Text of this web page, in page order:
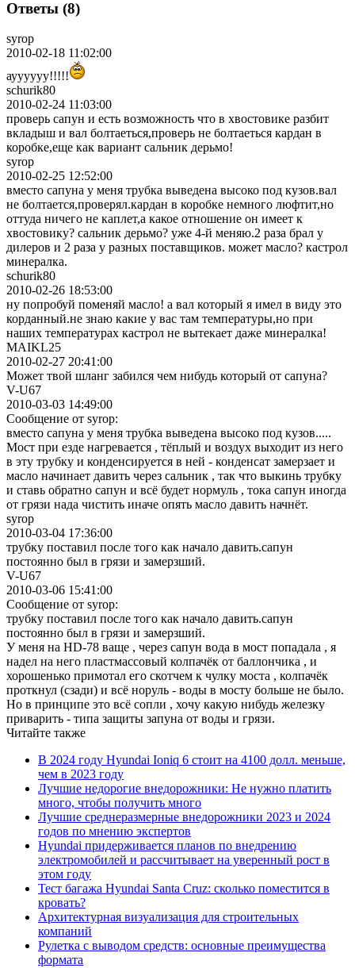
Ответы (8)
syrop
2010-02-18 11:02:00
ауууууу!!!!!
schurik80
2010-02-24 11:03:00
проверь сапун и есть возможность что в хвостовике разбит
вкладыш и вал болтаеться,проверь не болтаеться кардан в
коробке,еще как вариант сальник дерьмо!
syrop
2010-02-25 12:52:00
вместо сапуна у меня трубка выведена высоко под кузов.вал
не болтается,проверял.кардан в коробке немного люфтит,но
оттуда ничего не каплет,а какое отношение он имеет к
хвостовику? сальник дерьмо? уже 4-й меняю.2 раза брал у
дилеров и 2 раза у разных поставщиков. может масло? кастрол
минералка.
schurik80
2010-02-26 18:53:00
ну попробуй поменяй масло! а вал который я имел в виду это
корданный.не знаю какие у вас там температуры,но при
наших температурах кастрол не вытекает даже минералка!
MAIKL25
2010-02-27 20:41:00
Может твой шланг забился чем нибудь который от сапуна?
V-U67
2010-03-03 14:49:00
Сообщение от syrop:
вместо сапуна у меня трубка выведена высоко под кузов.....
Мост при езде нагревается , тёплый и воздух выходит из него
в эту трубку и конденсируется в ней - конденсат замерзает и
масло начинает давить через сальник , так что выкинь трубку
и ставь обратно сапун и всё будет нормуль , тока сапун иногда
от грязи нада чистить иначе опять масло давить начнёт.
syrop
2010-03-04 17:36:00
трубку поставил после того как начало давить.сапун
постоянно был в грязи и замерзший.
V-U67
2010-03-06 15:41:00
Сообщение от syrop:
трубку поставил после того как начало давить.сапун
постоянно был в грязи и замерзший.
У меня на HD-78 ваще , через сапун вода в мост попадала , я
надел на него пластмассовый колпачёк от баллончика , и
хорошенько примотал его скотчем к чулку моста , колпачёк
проткнул (сзади) и всё норуль - воды в мосту больше не было.
Но в принципе это всё сопли , хочу какую нибудь железку
приварить - типа защиты запуна от воды и грязи.
Читайте также
В 2024 году Hyundai Ioniq 6 стоит на 4100 долл. меньше,
чем в 2023 году
Лучшие недорогие внедорожники: Не нужно платить
много, чтобы получить много
Лучшие среднеразмерные внедорожники 2023 и 2024
годов по мнению экспертов
Hyundai придерживается планов по внедрению
электромобилей и рассчитывает на уверенный рост в
этом году
Тест багажа Hyundai Santa Cruz: сколько поместится в
кровать?
Архитектурная визуализация для строительных
компаний
Рулетка с выводом средств: основные преимущества
формата